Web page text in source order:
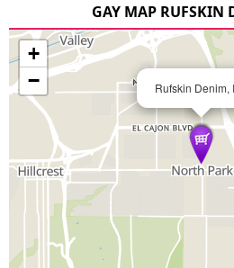
GAY MAP RUFSKIN
Rufskin Denim,
+
−